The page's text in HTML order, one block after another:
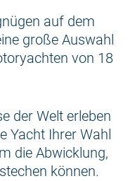
auf dem
große Auswahl
von 18
der Welt erleben
Yacht Ihrer Wahl
die Abwicklung,
können.